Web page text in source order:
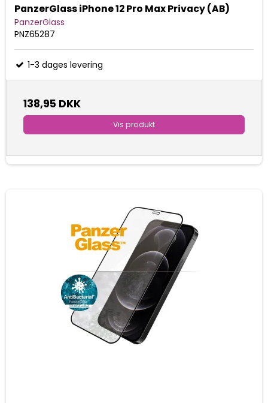
PanzerGlass iPhone 12 Pro Max Privacy (AB)
PanzerGlass
PNZ65287
1-3 dages levering
138,95 DKK
Vis produkt